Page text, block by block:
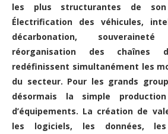
les plus structurantes de
Électrification des véhicules,
décarbonation,
réorganisation des chaînes
redéfinissent simultanément les
du secteur. Pour les grands
désormais la simple
d’équipements. La création de
les logiciels, les données,